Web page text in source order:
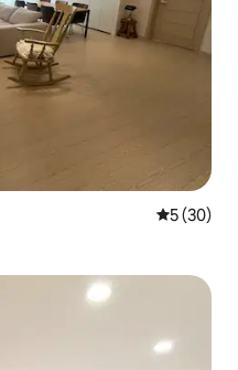
Средна
5 (30)